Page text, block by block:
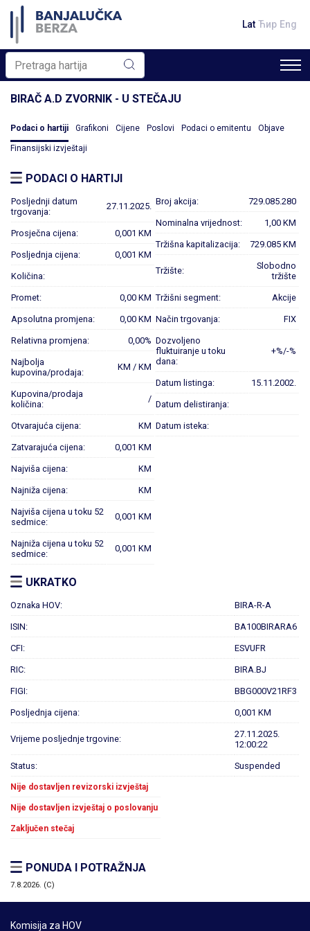
Lat Ћир Eng
BIRAČ A.D ZVORNIK - U STEČAJU
Podaci o hartiji Grafikoni Cijene Poslovi Podaci o emitentu Objave
Finansijski izvještaji
PODACI O HARTIJI
Posljednji datum
trgovanja:
27.11.2025.
Prosječna cijena: 0,001 KM
Posljednja cijena: 0,001 KM
Količina:
Promet: 0,00 KM
Apsolutna promjena: 0,00 KM
Relativna promjena: 0,00%
Najbolja
kupovina/prodaja:
KM / KM
Kupovina/prodaja
količina:
/
Otvarajuća cijena: KM
Zatvarajuća cijena: 0,001 KM
Najviša cijena: KM
Najniža cijena: KM
Najviša cijena u toku 52
sedmice:
0,001 KM
Najniža cijena u toku 52
sedmice:
0,001 KM
Broj akcija: 729.085.280
Nominalna vrijednost: 1,00 KM
Tržišna kapitalizacija: 729.085 KM
Tržište:
Slobodno
tržište
Tržišni segment: Akcije
Način trgovanja: FIX
Dozvoljeno
fluktuiranje u toku
dana:
+%/-%
Datum listinga: 15.11.2002.
Datum delistiranja:
Datum isteka:
UKRATKO
Oznaka HOV: BIRA-R-A
ISIN: BA100BIRARA6
CFI: ESVUFR
RIC: BIRA.BJ
FIGI: BBG000V21RF3
Posljednja cijena: 0,001 KM
Vrijeme posljednje trgovine:
27.11.2025.
12:00:22
Status: Suspended
Nije dostavljen revizorski izvještaj
Nije dostavljen izvještaj o poslovanju
Zaključen stečaj
PONUDA I POTRAŽNJA
7.8.2026. (C)
Komisija za HOV